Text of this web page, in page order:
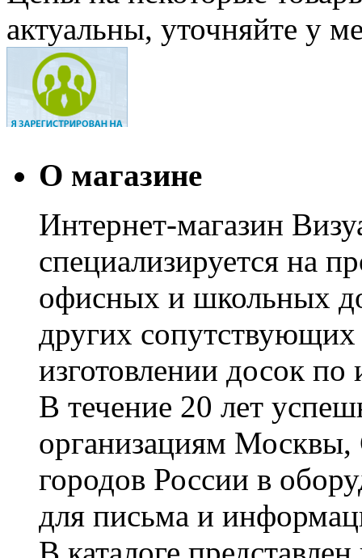
актуальны, уточняйте у
О магазине
Интернет-магазин
специализируется на
офисных и школьных
других сопутствующих
изготовлении досок по
В течение 20 лет
организациям Москвы,
городов России в
для письма и